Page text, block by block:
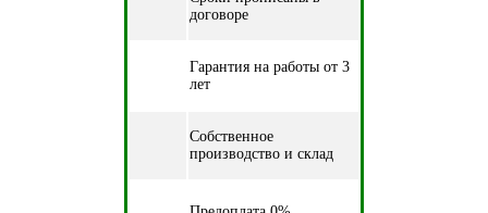
договоре
Гарантия на работы от 3
лет
Собственное
производство и склад